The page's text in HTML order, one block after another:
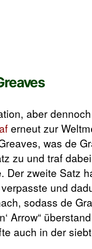
aber
erneut zur
was de
zu und traf
Der zweite Satz
und
sodass de
Arrow“
auch in der